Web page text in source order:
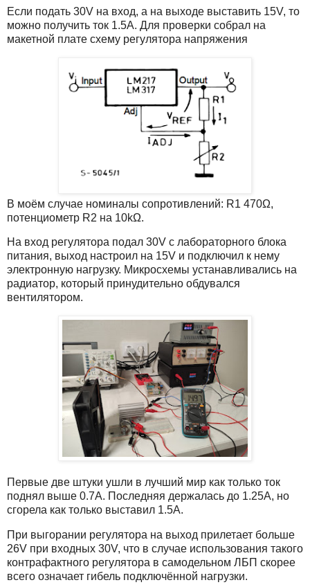
Если подать 30V на вход, а на выходе выставить 15V, то
можно получить ток 1.5A. Для проверки собрал на
макетной плате схему регулятора напряжения
В моём случае номиналы сопротивлений: R1 470Ω,
потенциометр R2 на 10kΩ.
На вход регулятора подал 30V с лабораторного блока
питания, выход настроил на 15V и подключил к нему
электронную нагрузку. Микросхемы устанавливались на
радиатор, который принудительно обдувался
вентилятором.
Первые две штуки ушли в лучший мир как только ток
поднял выше 0.7A. Последняя держалась до 1.25A, но
сгорела как только выставил 1.5A.
При выгорании регулятора на выход прилетает больше
26V при входных 30V, что в случае использования такого
контрафактного регулятора в самодельном ЛБП скорее
всего означает гибель подключённой нагрузки.